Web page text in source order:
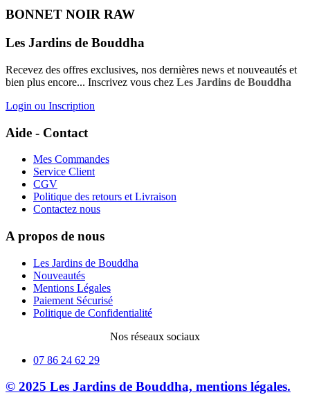
BONNET NOIR RAW
Les Jardins de Bouddha
Recevez des offres exclusives, nos dernières news et nouveautés et
bien plus encore... Inscrivez vous chez Les Jardins de Bouddha
Login ou Inscription
Aide - Contact
Mes Commandes
Service Client
CGV
Politique des retours et Livraison
Contactez nous
A propos de nous
Les Jardins de Bouddha
Nouveautés
Mentions Légales
Paiement Sécurisé
Politique de Confidentialité
Nos réseaux sociaux
07 86 24 62 29
© 2025 Les Jardins de Bouddha, mentions légales.